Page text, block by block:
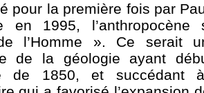
pour la première fois par
en 1995, l’anthropocène
l’Homme ». Ce serait
de la géologie ayant
de 1850, et succédant